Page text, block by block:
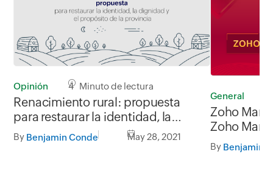
Opinión 4 Minuto de lectura
Renacimiento rural: propuesta
para restaurar la identidad, la
dignidad y el propósito de la
provincia
By Benjamin Conde May 28, 2021
General
Zoho
Zoho
By Benjamin